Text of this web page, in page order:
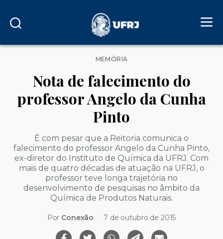
Categorias
MEMÓRIA
Nota de falecimento do
professor Angelo da Cunha
Pinto
É com pesar que a Reitoria comunica o
falecimento do professor Angelo da Cunha Pinto,
ex-diretor do Instituto de Química da UFRJ. Com
mais de quatro décadas de atuação na UFRJ, o
professor teve longa trajetória no
desenvolvimento de pesquisas no âmbito da
Química de Produtos Naturais.
Por Conexão 7 de outubro de 2015